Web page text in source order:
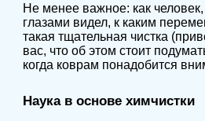
Не менее важное: как
глазами видел, к каким
такая тщательная чистка
вас, что об этом стоит
когда коврам понадобится
Наука в основе химчистки